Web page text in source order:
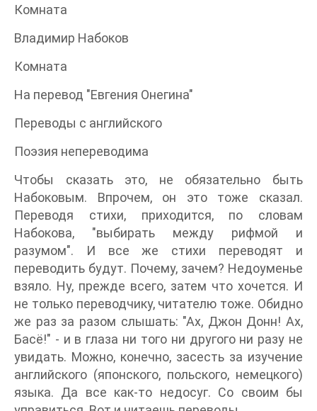
Комната
Владимир Набоков
Комната
На перевод "Евгения Онегина"
Переводы с английского
Поэзия непереводима
Чтобы сказать это, не обязательно быть
Набоковым. Впрочем, он это тоже сказал.
Переводя стихи, приходится, по словам
Набокова, "выбирать между рифмой и
разумом". И все же стихи переводят и
переводить будут. Почему, зачем? Недоуменье
взяло. Ну, прежде всего, затем что хочется. И
не только переводчику, читателю тоже. Обидно
же раз за разом слышать: "Ах, Джон Донн! Ах,
Басё!" - и в глаза ни того ни другого ни разу не
увидать. Можно, конечно, засесть за изучение
английского (японского, польского, немецкого)
языка. Да все как-то недосуг. Со своим бы